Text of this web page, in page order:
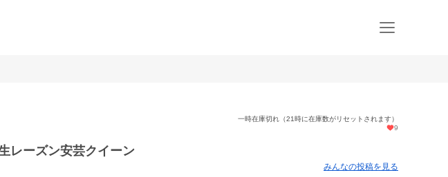
一時在庫切れ（21時に在庫数がリセットされます）
9
レーズン安芸クイーン
みんなの投稿を見る